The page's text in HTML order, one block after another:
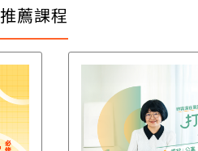
推薦課程